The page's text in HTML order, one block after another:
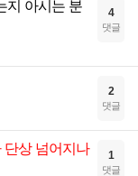
지 아시는 분
4
댓글
2
댓글
단상 넘어지나
1
댓글